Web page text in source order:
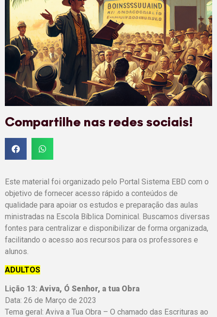
Compartilhe nas redes sociais!
Este material foi organizado pelo Portal Sistema EBD com o
objetivo de fornecer acesso rápido a conteúdos de
qualidade para apoiar os estudos e preparação das aulas
ministradas na Escola Bíblica Dominical. Buscamos diversas
fontes para centralizar e disponibilizar de forma organizada,
facilitando o acesso aos recursos para os professores e
alunos.
ADULTOS
Lição 13: Aviva, Ó Senhor, a tua Obra
Data: 26 de Março de 2023
Tema geral: Aviva a Tua Obra – O chamado das Escrituras ao